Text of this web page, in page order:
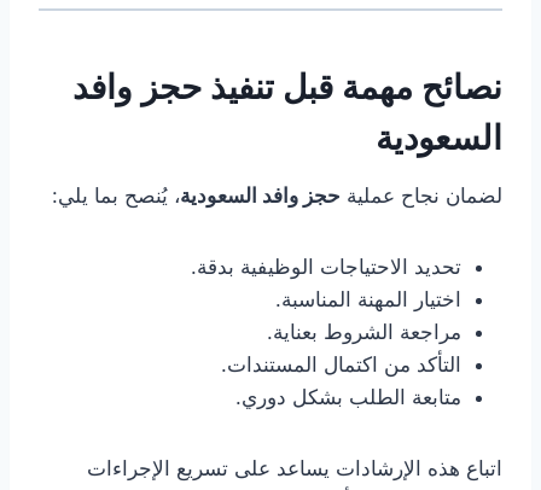
نصائح مهمة قبل تنفيذ حجز وافد
السعودية
لضمان نجاح عملية حجز وافد السعودية، يُنصح بما يلي:
تحديد الاحتياجات الوظيفية بدقة.
اختيار المهنة المناسبة.
مراجعة الشروط بعناية.
التأكد من اكتمال المستندات.
متابعة الطلب بشكل دوري.
اتباع هذه الإرشادات يساعد على تسريع الإجراءات